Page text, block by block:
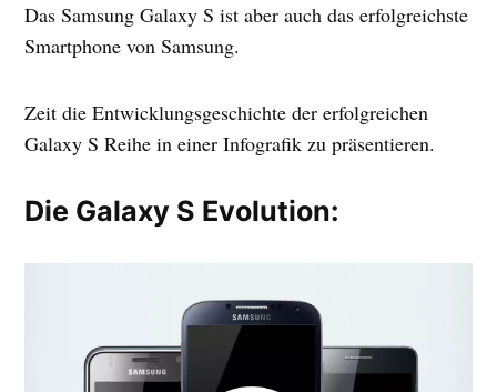
Das Samsung Galaxy S ist aber auch das erfolgreichste
Smartphone von Samsung.
Zeit die Entwicklungsgeschichte der erfolgreichen
Galaxy S Reihe in einer Infografik zu präsentieren.
Die Galaxy S Evolution: